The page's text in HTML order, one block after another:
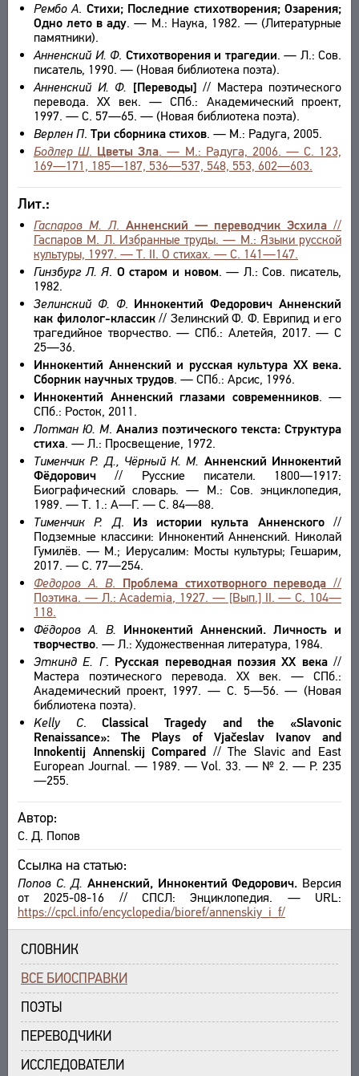
Рембо А. Стихи; Последние стихотворения; Озарения;
Одно лето в аду. — М.: Наука, 1982. — (Литературные
памятники).
Анненский И. Ф. Стихотворения и трагедии. — Л.: Сов.
писатель, 1990. — (Новая библиотека поэта).
Анненский И. Ф. [Переводы] // Мастера поэтического
перевода. XX век. — СПб.: Академический проект,
1997. — С. 57—65. — (Новая библиотека поэта).
Верлен П. Три сборника стихов. — М.: Радуга, 2005.
Бодлер Ш. Цветы Зла. — М.: Радуга, 2006. — С. 123,
169—171, 185—187, 536—537, 548, 553, 602—603.
Лит.:
Гаспаров М. Л. Анненский — переводчик Эсхила //
Гаспаров М. Л. Избранные труды. — М.: Языки русской
культуры, 1997. — Т. II. О стихах. — С. 141—147.
Гинзбург Л. Я. О старом и новом. — Л.: Сов. писатель,
1982.
Зелинский Ф. Ф. Иннокентий Федорович Анненский
как филолог-классик// Зелинский Ф. Ф. Еврипид и его
трагедийное творчество. — СПб.: Алетейя, 2017. — С
25—36.
Иннокентий Анненский и русская культура ХХ века.
Сборник научных трудов. — СПб.: Арсис, 1996.
Иннокентий Анненский глазами современников. —
СПб.: Росток, 2011.
Лотман Ю. М. Анализ поэтического текста: Структура
стиха. — Л.: Просвещение, 1972.
Тименчик Р. Д., Чёрный К. М. Анненский Иннокентий
Фёдорович // Русские писатели. 1800—1917:
Биографический словарь. — М.: Сов. энциклопедия,
1989. — Т. 1.: А—Г. — С. 84—88.
Тименчик Р. Д. Из истории культа Анненского//
Подземные классики: Иннокентий Анненский. Николай
Гумилёв. — М.; Иерусалим: Мосты культуры; Гешарим,
2017. — С. 77—254.
Федоров А. В. Проблема стихотворного перевода //
Поэтика. — Л.: Academia, 1927. — [Вып.] II. — С. 104—
118.
Фёдоров А. В. Иннокентий Анненский. Личность и
творчество. — Л.: Художественная литература, 1984.
Эткинд Е. Г. Русская переводная поэзия XX века//
Мастера поэтического перевода. XX век. — СПб.:
Академический проект, 1997. — С. 5—56. — (Новая
библиотека поэта).
Kelly C.Classical Tragedy and the «Slavonic
Renaissance»: The Plays of Vjačeslav Ivanov and
Innokentij Annenskij Compared // The Slavic and East
European Journal. — 1989. — Vol. 33. — № 2. — P. 235
—255.
Автор:
С. Д. Попов
Ссылка на статью:
Попов С. Д. Анненский, Иннокентий Федорович. Версия
от 2025-08-16 // СПСЛ: Энциклопедия. — URL:
https://cpcl.info/encyclopedia/bioref/annenskiy_i_f/
СЛОВНИК
ВСЕ БИОСПРАВКИ
ПОЭТЫ
ПЕРЕВОДЧИКИ
ИССЛЕДОВАТЕЛИ